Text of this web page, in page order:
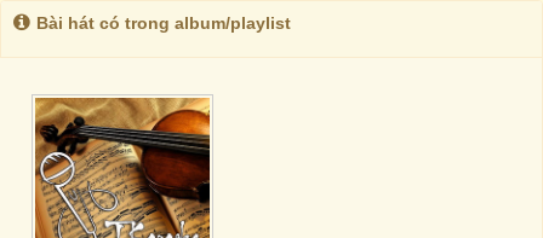
Bài hát có trong album/playlist